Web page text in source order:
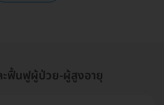
ฟื้นฟูผู้ป่วย-ผู้สูงอายุ